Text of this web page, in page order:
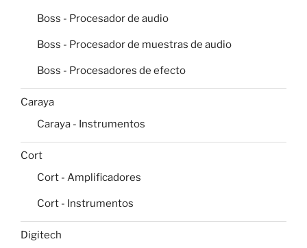
Boss - Procesador de audio
Boss - Procesador de muestras de audio
Boss - Procesadores de efecto
Caraya
Caraya - Instrumentos
Cort
Cort - Amplificadores
Cort - Instrumentos
Digitech